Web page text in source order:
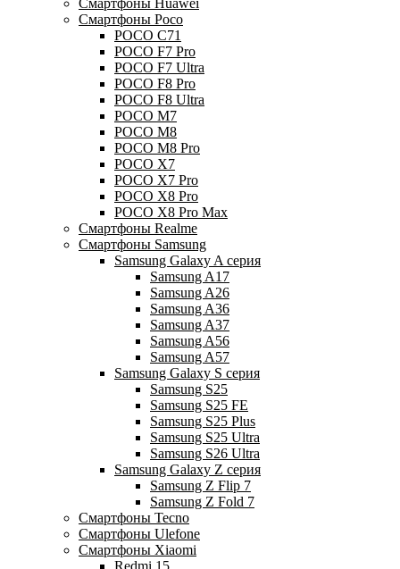
Смартфоны Huawei
Смартфоны Poco
POCO C71
POCO F7 Pro
POCO F7 Ultra
POCO F8 Pro
POCO F8 Ultra
POCO M7
POCO M8
POCO M8 Pro
POCO X7
POCO X7 Pro
POCO X8 Pro
POCO X8 Pro Max
Смартфоны Realme
Смартфоны Samsung
Samsung Galaxy A серия
Samsung A17
Samsung A26
Samsung A36
Samsung A37
Samsung A56
Samsung A57
Samsung Galaxy S серия
Samsung S25
Samsung S25 FE
Samsung S25 Plus
Samsung S25 Ultra
Samsung S26 Ultra
Samsung Galaxy Z серия
Samsung Z Flip 7
Samsung Z Fold 7
Смартфоны Tecno
Смартфоны Ulefone
Смартфоны Xiaomi